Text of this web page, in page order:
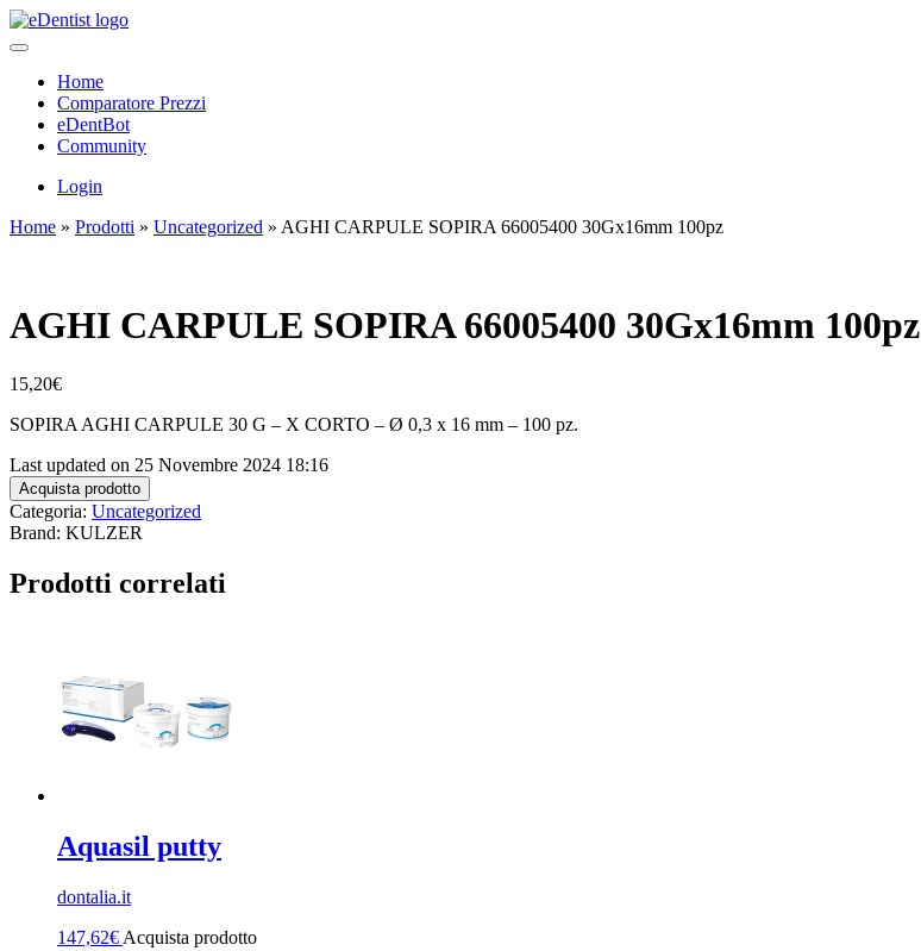
Home
Comparatore Prezzi
eDentBot
Community
Login
Home » Prodotti » Uncategorized » AGHI CARPULE SOPIRA 66005400 30Gx16mm 100pz
AGHI CARPULE SOPIRA 66005400 30Gx16mm 100pz
15,20€
SOPIRA AGHI CARPULE 30 G – X CORTO – Ø 0,3 x 16 mm – 100 pz.
Last updated on 25 Novembre 2024 18:16
Acquista prodotto
Categoria: Uncategorized
Brand: KULZER
Prodotti correlati
Aquasil putty
dontalia.it
147,62€ Acquista prodotto